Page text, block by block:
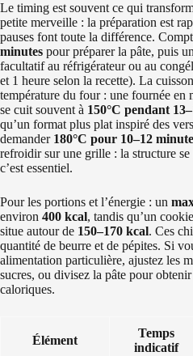
Le timing est souvent ce qui
petite merveille : la préparation est
pauses font toute la différence.
minutes pour préparer la pâte, puis
facultatif au réfrigérateur ou au
et 1 heure selon la recette). La
température du four : une fournée en
se cuit souvent à 150°C pendant
qu’un format plus plat inspiré des
demander 180°C pour 10–12
refroidir sur une grille : la structure
c’est essentiel.
Pour les portions et l’énergie : un
environ 400 kcal, tandis qu’un
situe autour de 150–170 kcal. Ces
quantité de beurre et de pépites. Si
alimentation particulière, ajustez les
sucres, ou divisez la pâte pour
caloriques.
Élément
Temps
indicatif